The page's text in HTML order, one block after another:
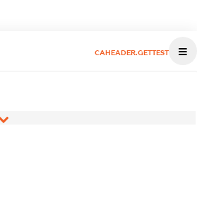
CAHEADER.GETTEST